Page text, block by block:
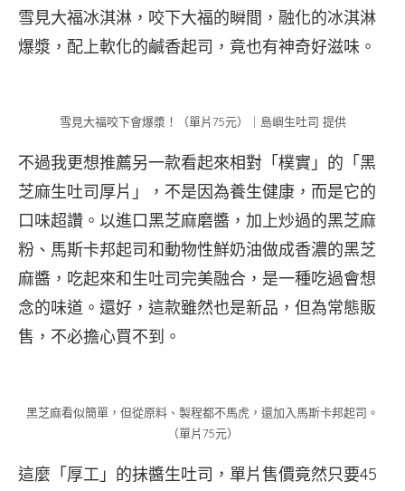
雪見大福冰淇淋，咬下大福的瞬間，融化的冰淇淋
爆漿，配上軟化的鹹香起司，竟也有神奇好滋味。
雪見大福咬下會爆漿！（單片75元）｜島嶼生吐司 提供
不過我更想推薦另一款看起來相對「樸實」的「黑
芝麻生吐司厚片」，不是因為養生健康，而是它的
口味超讚。以進口黑芝麻磨醬，加上炒過的黑芝麻
粉、馬斯卡邦起司和動物性鮮奶油做成香濃的黑芝
麻醬，吃起來和生吐司完美融合，是一種吃過會想
念的味道。還好，這款雖然也是新品，但為常態販
售，不必擔心買不到。
黑芝麻看似簡單，但從原料、製程都不馬虎，還加入馬斯卡邦起司。
（單片75元）
這麼「厚工」的抹醬生吐司，單片售價竟然只要45